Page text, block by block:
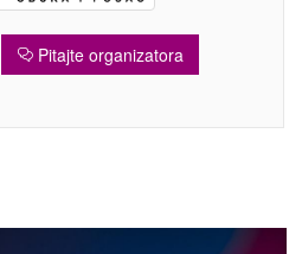
Pitajte organizatora